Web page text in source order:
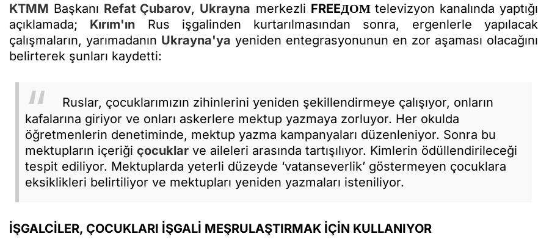
KTMM Başkanı Refat Çubarov, Ukrayna merkezli FREEДОМ televizyon kanalında yaptığı
açıklamada; Kırım'ın Rus işgalinden kurtarılmasından sonra, ergenlerle yapılacak
çalışmaların, yarımadanın Ukrayna'ya yeniden entegrasyonunun en zor aşaması olacağını
belirterek şunları kaydetti:
Ruslar, çocuklarımızın zihinlerini yeniden şekillendirmeye çalışıyor, onların
kafalarına giriyor ve onları askerlere mektup yazmaya zorluyor. Her okulda
öğretmenlerin denetiminde, mektup yazma kampanyaları düzenleniyor. Sonra bu
mektupların içeriği çocuklar ve aileleri arasında tartışılıyor. Kimlerin ödüllendirileceği
tespit ediliyor. Mektuplarda yeterli düzeyde ‘vatanseverlik’ göstermeyen çocuklara
eksiklikleri belirtiliyor ve mektupları yeniden yazmaları isteniliyor.
İŞGALCİLER, ÇOCUKLARI İŞGALİ MEŞRULAŞTIRMAK İÇİN KULLANIYOR